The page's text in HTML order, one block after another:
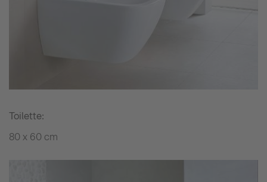
Toilette:
80 x 60 cm